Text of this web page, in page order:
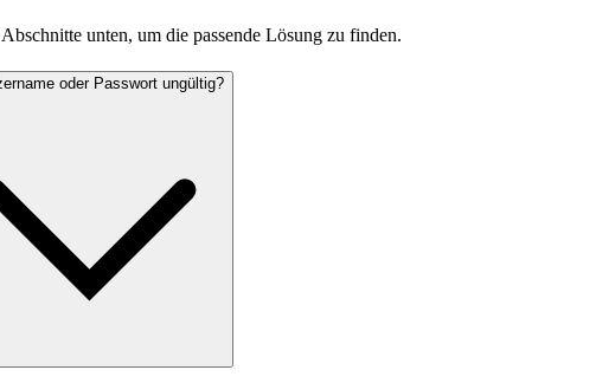
unten, um die passende Lösung zu finden.
oder Passwort ungültig?